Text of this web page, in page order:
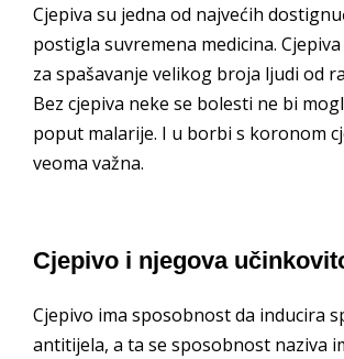
Cjepiva su jedna od najvećih
postigla suvremena medicina.
za spašavanje velikog broja ljudi od
Bez cjepiva neke se bolesti ne bi
poput malarije. I u borbi s koronom
veoma važna.
Cjepivo i njegova
Cjepivo ima sposobnost da inducira
antitijela, a ta se sposobnost naziva